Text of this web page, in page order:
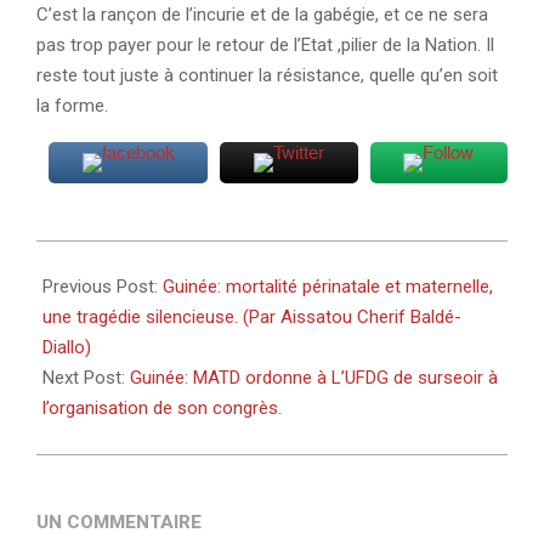
C’est la rançon de l’incurie et de la gabégie, et ce ne sera
pas trop payer pour le retour de l’Etat ,pilier de la Nation. Il
reste tout juste à continuer la résistance, quelle qu’en soit
la forme.
06-
26
Previous Post: Guinée: mortalité périnatale et maternelle,
une tragédie silencieuse. (Par Aissatou Cherif Baldé-
Diallo)
Next Post: Guinée: MATD ordonne à L’UFDG de surseoir à
l’organisation de son congrès.
UN COMMENTAIRE